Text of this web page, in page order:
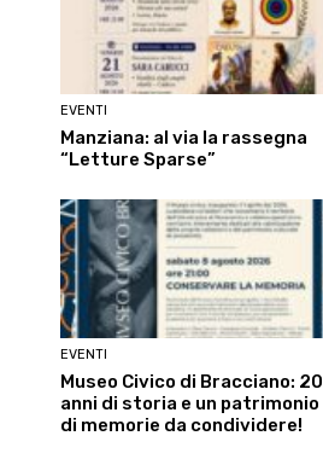
EVENTI
Manziana: al via la rassegna
“Letture Sparse”
EVENTI
Museo Civico di Bracciano: 20
anni di storia e un patrimonio
di memorie da condividere!